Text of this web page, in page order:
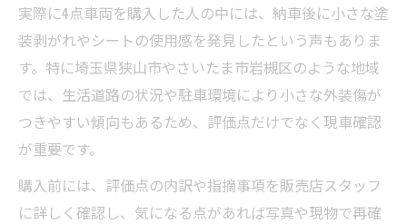
実際に4点車両を購入した人の中には、納車後に小さな塗
装剥がれやシートの使用感を発見したという声もありま
す。特に埼玉県狭山市やさいたま市岩槻区のような地域
では、生活道路の状況や駐車環境により小さな外装傷が
つきやすい傾向もあるため、評価点だけでなく現車確認
が重要です。
購入前には、評価点の内訳や指摘事項を販売店スタッフ
に詳しく確認し、気になる点があれば写真や現物で再確